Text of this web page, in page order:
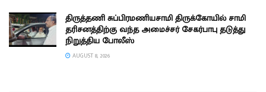
திருத்தணி சுப்பிரமணியசாமி திருக்கோயில் சாமி
தரிசனத்திற்கு வந்த அமைச்சர் சேகர்பாபு தடுத்து
நிறுத்திய போலீஸ்
AUGUST 8, 2026